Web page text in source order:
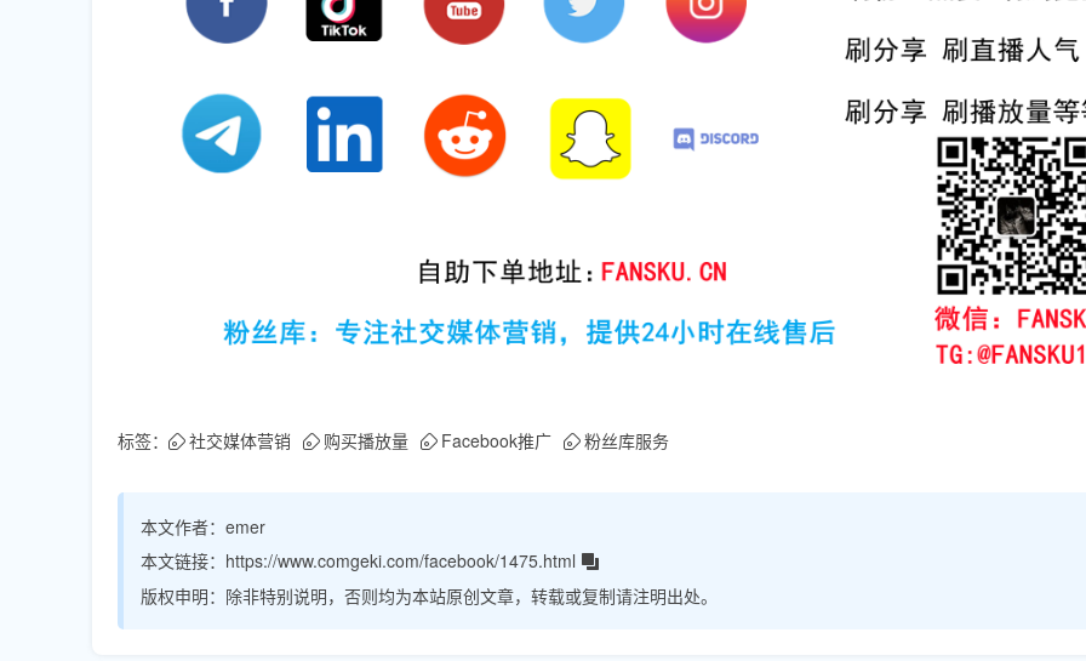
标签： 社交媒体营销 购买播放量 Facebook推广 粉丝库服务
本文作者： emer
本文链接： https://www.comgeki.com/facebook/1475.html
版权申明： 除非特别说明，否则均为本站原创文章，转载或复制请注明出处。